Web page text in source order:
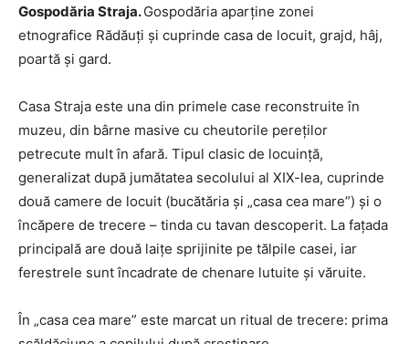
Gospodăria Straja.Gospodăria aparţine zonei
etnografice Rădăuţi şi cuprinde casa de locuit, grajd, hâj,
poartă şi gard.
Casa Straja este una din primele case reconstruite în
muzeu, din bârne masive cu cheutorile pereţilor
petrecute mult în afară. Tipul clasic de locuinţă,
generalizat după jumătatea secolului al XIX-lea, cuprinde
două camere de locuit (bucătăria şi „casa cea mare”) şi o
încăpere de trecere – tinda cu tavan descoperit. La faţada
principală are două laiţe sprijinite pe tălpile casei, iar
ferestrele sunt încadrate de chenare lutuite şi văruite.
În „casa cea mare” este marcat un ritual de trecere: prima